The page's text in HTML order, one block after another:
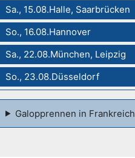
Sa., 15.08.Halle, Saarbrücken
So., 16.08.Hannover
Sa., 22.08.München, Leipzig
So., 23.08.Düsseldorf
Galopprennen in Frankreich